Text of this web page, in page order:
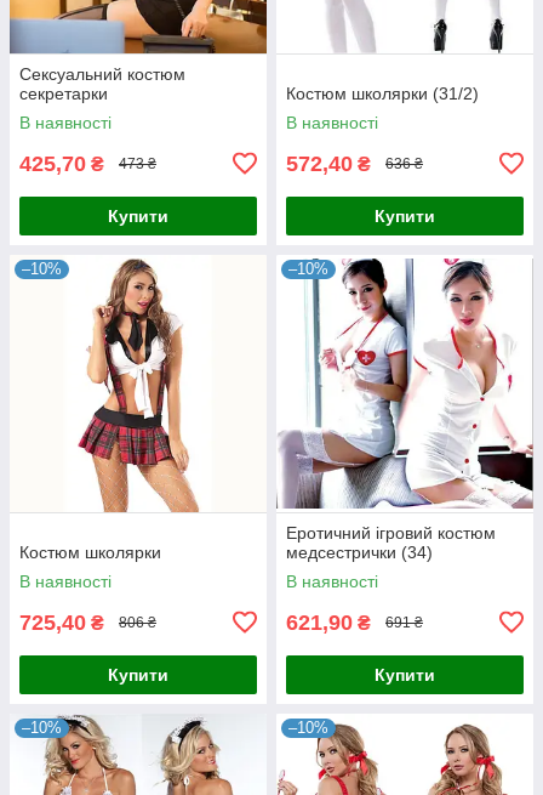
Сексуальний костюм
секретарки
В наявності
425,70 ₴ 473 ₴
Купити
Костюм школярки (31/2)
В наявності
572,40 ₴ 636 ₴
Купити
–10%
Костюм школярки
В наявності
725,40 ₴ 806 ₴
Купити
–10%
Еротичний ігровий костюм
медсестрички (34)
В наявності
621,90 ₴ 691 ₴
Купити
–10% –10%